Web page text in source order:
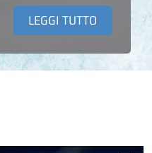
LEGGI TUTTO